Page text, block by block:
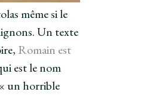
même si le
Un texte
Romain est
est le nom
un horrible